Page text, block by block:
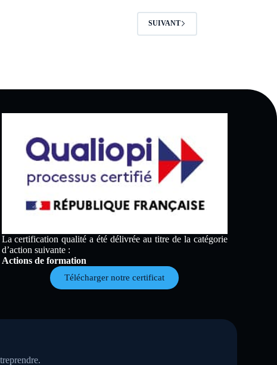
SUIVANT
La certification qualité a été délivrée au titre de la catégorie
d’action suivante :
Actions de formation
Télécharger notre certificat